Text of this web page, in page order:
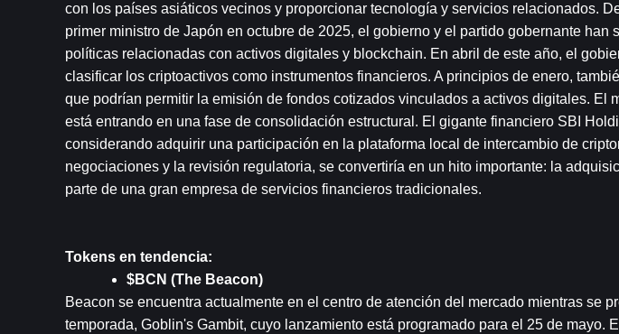
con los países asiáticos vecinos y proporcionar tecnología y servicios relacionados.
primer ministro de Japón en octubre de 2025, el gobierno y el partido gobernante
políticas relacionadas con activos digitales y blockchain. En abril de este año, el
clasificar los criptoactivos como instrumentos financieros. A principios de enero,
que podrían permitir la emisión de fondos cotizados vinculados a activos digitales. El
está entrando en una fase de consolidación estructural. El gigante financiero SBI
considerando adquirir una participación en la plataforma local de intercambio de
negociaciones y la revisión regulatoria, se convertiría en un hito importante: la
parte de una gran empresa de servicios financieros tradicionales.
Tokens en tendencia:
$BCN (The Beacon)
Beacon se encuentra actualmente en el centro de atención del mercado mientras se
temporada, Goblin's Gambit, cuyo lanzamiento está programado para el 25 de mayo.